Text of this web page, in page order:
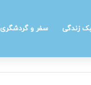
زندگی سفر و گردشگری